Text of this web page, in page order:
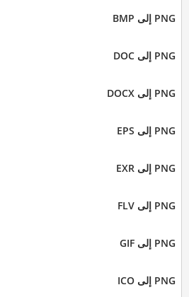
PNG إلى BMP
PNG إلى DOC
PNG إلى DOCX
PNG إلى EPS
PNG إلى EXR
PNG إلى FLV
PNG إلى GIF
PNG إلى ICO